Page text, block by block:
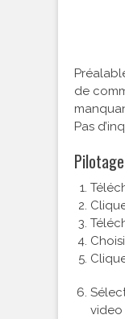
de
Pas
video